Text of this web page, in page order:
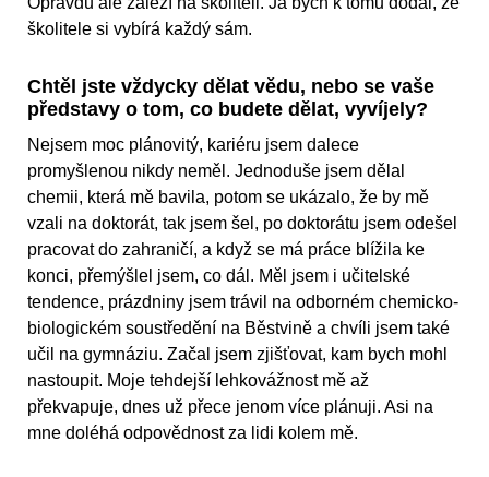
školitele si vybírá každý sám.
Chtěl jste vždycky dělat vědu, nebo se vaše
představy o tom, co budete dělat, vyvíjely?
Nejsem moc plánovitý, kariéru jsem dalece
promyšlenou nikdy neměl. Jednoduše jsem dělal
chemii, která mě bavila, potom se ukázalo, že by mě
vzali na doktorát, tak jsem šel, po doktorátu jsem odešel
pracovat do zahraničí, a když se má práce blížila ke
konci, přemýšlel jsem, co dál. Měl jsem i učitelské
tendence, prázdniny jsem trávil na odborném chemicko-
biologickém soustředění na Běstvině a chvíli jsem také
učil na gymnáziu. Začal jsem zjišťovat, kam bych mohl
nastoupit. Moje tehdejší lehkovážnost mě až
překvapuje, dnes už přece jenom více plánuji. Asi na
mne doléhá odpovědnost za lidi kolem mě.